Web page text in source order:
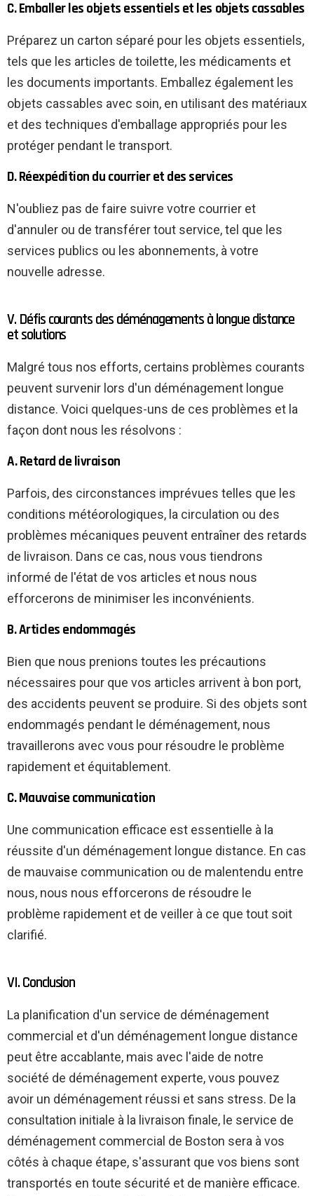
C. Emballer les objets essentiels et les objets cassables
Préparez un carton séparé pour les objets essentiels,
tels que les articles de toilette, les médicaments et
les documents importants. Emballez également les
objets cassables avec soin, en utilisant des matériaux
et des techniques d'emballage appropriés pour les
protéger pendant le transport.
D. Réexpédition du courrier et des services
N'oubliez pas de faire suivre votre courrier et
d'annuler ou de transférer tout service, tel que les
services publics ou les abonnements, à votre
nouvelle adresse.
V. Défis courants des déménagements à longue distance
et solutions
Malgré tous nos efforts, certains problèmes courants
peuvent survenir lors d'un déménagement longue
distance. Voici quelques-uns de ces problèmes et la
façon dont nous les résolvons :
A. Retard de livraison
Parfois, des circonstances imprévues telles que les
conditions météorologiques, la circulation ou des
problèmes mécaniques peuvent entraîner des retards
de livraison. Dans ce cas, nous vous tiendrons
informé de l'état de vos articles et nous nous
efforcerons de minimiser les inconvénients.
B. Articles endommagés
Bien que nous prenions toutes les précautions
nécessaires pour que vos articles arrivent à bon port,
des accidents peuvent se produire. Si des objets sont
endommagés pendant le déménagement, nous
travaillerons avec vous pour résoudre le problème
rapidement et équitablement.
C. Mauvaise communication
Une communication efficace est essentielle à la
réussite d'un déménagement longue distance. En cas
de mauvaise communication ou de malentendu entre
nous, nous nous efforcerons de résoudre le
problème rapidement et de veiller à ce que tout soit
clarifié.
VI. Conclusion
La planification d'un service de déménagement
commercial et d'un déménagement longue distance
peut être accablante, mais avec l'aide de notre
société de déménagement experte, vous pouvez
avoir un déménagement réussi et sans stress. De la
consultation initiale à la livraison finale, le service de
déménagement commercial de Boston sera à vos
côtés à chaque étape, s'assurant que vos biens sont
transportés en toute sécurité et de manière efficace.